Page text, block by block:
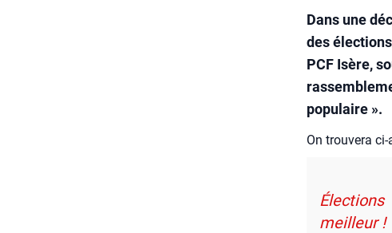
Dans une
des
PCF Isère,
populaire ».
On trou­ve­ra
meilleur !